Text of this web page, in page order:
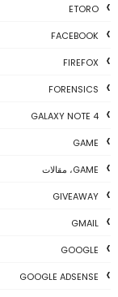
ETORO
FACEBOOK
FIREFOX
FORENSICS
GALAXY NOTE 4
GAME
GAME، مقالات
GIVEAWAY
GMAIL
GOOGLE
GOOGLE ADSENSE